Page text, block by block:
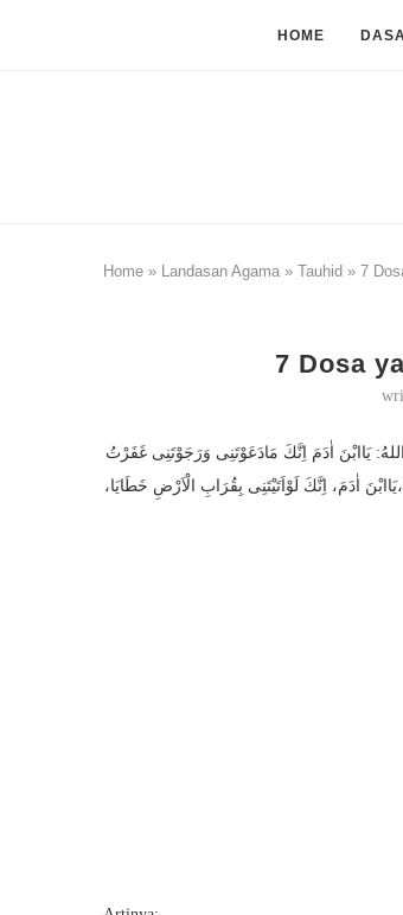
HOME
Home » Landasan Agama » Tauhid » 7
7 Dosa
يَاابْنَ اٰدَمَ اِنَّكَ مَادَعَوْتَنِى وَرَجَوْتَنِى غَفَرْتُ
اٰدَمَ، اِنَّكَ لَوْاَتَيْتَنِى بِقُرَابِ الْاَرْضِ خَطَايَا،